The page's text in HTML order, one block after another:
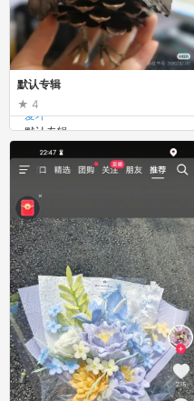
默认专辑
4
爱坪
默认专辑